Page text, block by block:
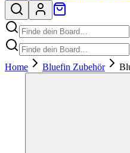
Home Bluefin Zubehör